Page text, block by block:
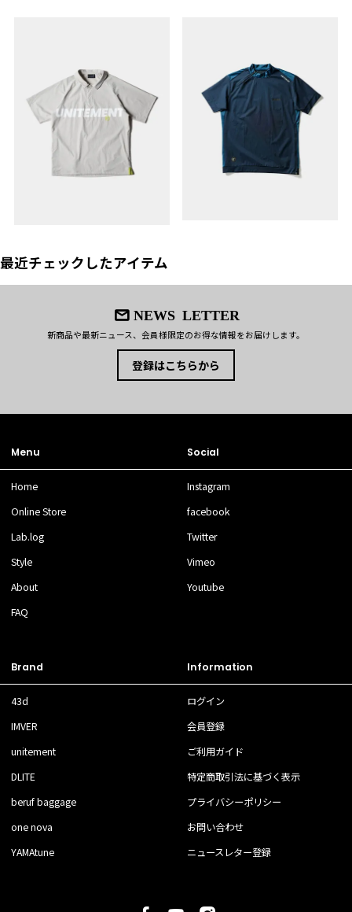
最近チェックしたアイテム
NEWS LETTER
新商品や最新ニュース、会員様限定のお得な情報をお届けします。
登録はこちらから
Menu
Home
Online Store
Lab.log
Style
About
FAQ
Brand
43d
IMVER
unitement
DLITE
beruf baggage
one nova
YAMAtune
Social
Instagram
facebook
Twitter
Vimeo
Youtube
Information
ログイン
会員登録
ご利用ガイド
特定商取引法に基づく表示
プライバシーポリシー
お問い合わせ
ニュースレター登録